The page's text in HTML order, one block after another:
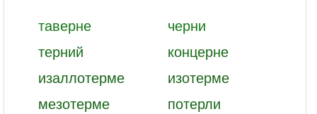
таверне
черни
терний
концерне
изаллотерме
изотерме
мезотерме
потерли